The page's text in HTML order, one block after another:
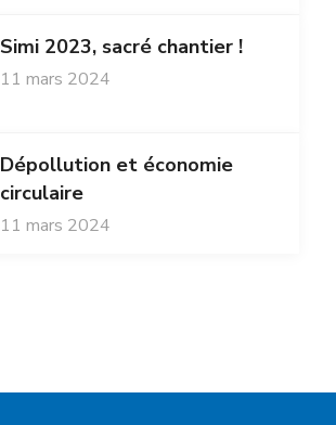
Simi 2023, sacré chantier !
11 mars 2024
Dépollution et économie
circulaire
11 mars 2024